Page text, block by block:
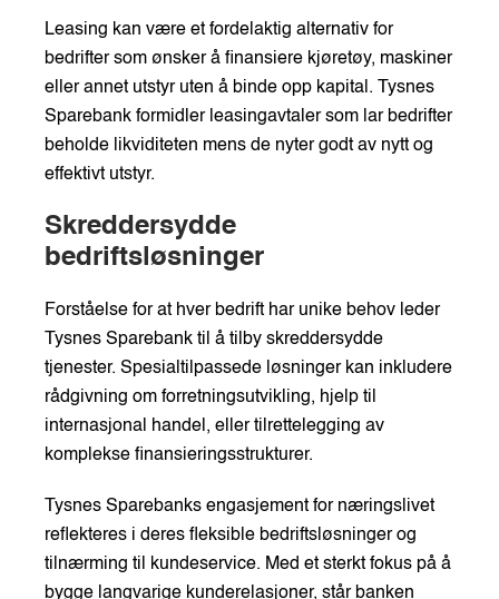
Leasing kan være et fordelaktig alternativ for
bedrifter som ønsker å finansiere kjøretøy, maskiner
eller annet utstyr uten å binde opp kapital. Tysnes
Sparebank formidler leasingavtaler som lar bedrifter
beholde likviditeten mens de nyter godt av nytt og
effektivt utstyr.
Skreddersydde
bedriftsløsninger
Forståelse for at hver bedrift har unike behov leder
Tysnes Sparebank til å tilby skreddersydde
tjenester. Spesialtilpassede løsninger kan inkludere
rådgivning om forretningsutvikling, hjelp til
internasjonal handel, eller tilrettelegging av
komplekse finansieringsstrukturer.
Tysnes Sparebanks engasjement for næringslivet
reflekteres i deres fleksible bedriftsløsninger og
tilnærming til kundeservice. Med et sterkt fokus på å
bygge langvarige kunderelasjoner, står banken